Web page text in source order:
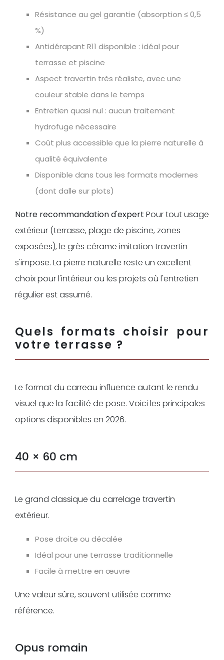
Résistance au gel garantie (absorption ≤ 0,5
%)
Antidérapant R11 disponible : idéal pour
terrasse et piscine
Aspect travertin très réaliste, avec une
couleur stable dans le temps
Entretien quasi nul : aucun traitement
hydrofuge nécessaire
Coût plus accessible que la pierre naturelle à
qualité équivalente
Disponible dans tous les formats modernes
(dont dalle sur plots)
Notre recommandation d'expert Pour tout usage
extérieur (terrasse, plage de piscine, zones
exposées), le grès cérame imitation travertin
s'impose. La pierre naturelle reste un excellent
choix pour l'intérieur ou les projets où l'entretien
régulier est assumé.
Quels formats choisir pour
votre terrasse ?
Le format du carreau influence autant le rendu
visuel que la facilité de pose. Voici les principales
options disponibles en 2026.
40 × 60 cm
Le grand classique du carrelage travertin
extérieur.
Pose droite ou décalée
Idéal pour une terrasse traditionnelle
Facile à mettre en œuvre
Une valeur sûre, souvent utilisée comme
référence.
Opus romain